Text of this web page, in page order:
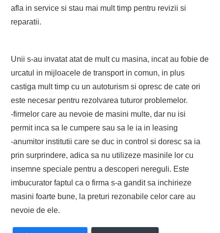
afla in service si stau mai mult timp pentru revizii si
reparatii.
Unii s-au invatat atat de mult cu masina, incat au fobie de
urcatul in mijloacele de transport in comun, in plus
castiga mult timp cu un autoturism si opresc de cate ori
este necesar pentru rezolvarea tuturor problemelor.
-firmelor care au nevoie de masini multe, dar nu isi
permit inca sa le cumpere sau sa le ia in leasing
-anumitor institutii care se duc in control si doresc sa ia
prin surprindere, adica sa nu utilizeze masinile lor cu
insemne speciale pentru a descoperi nereguli. Este
imbucurator faptul ca o firma s-a gandit sa inchirieze
masini foarte bune, la preturi rezonabile celor care au
nevoie de ele.